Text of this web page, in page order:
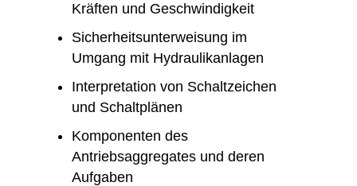
Kräften und Geschwindigkeit
Sicherheitsunterweisung im
Umgang mit Hydraulikanlagen
Interpretation von Schaltzeichen
und Schaltplänen
Komponenten des
Antriebsaggregates und deren
Aufgaben